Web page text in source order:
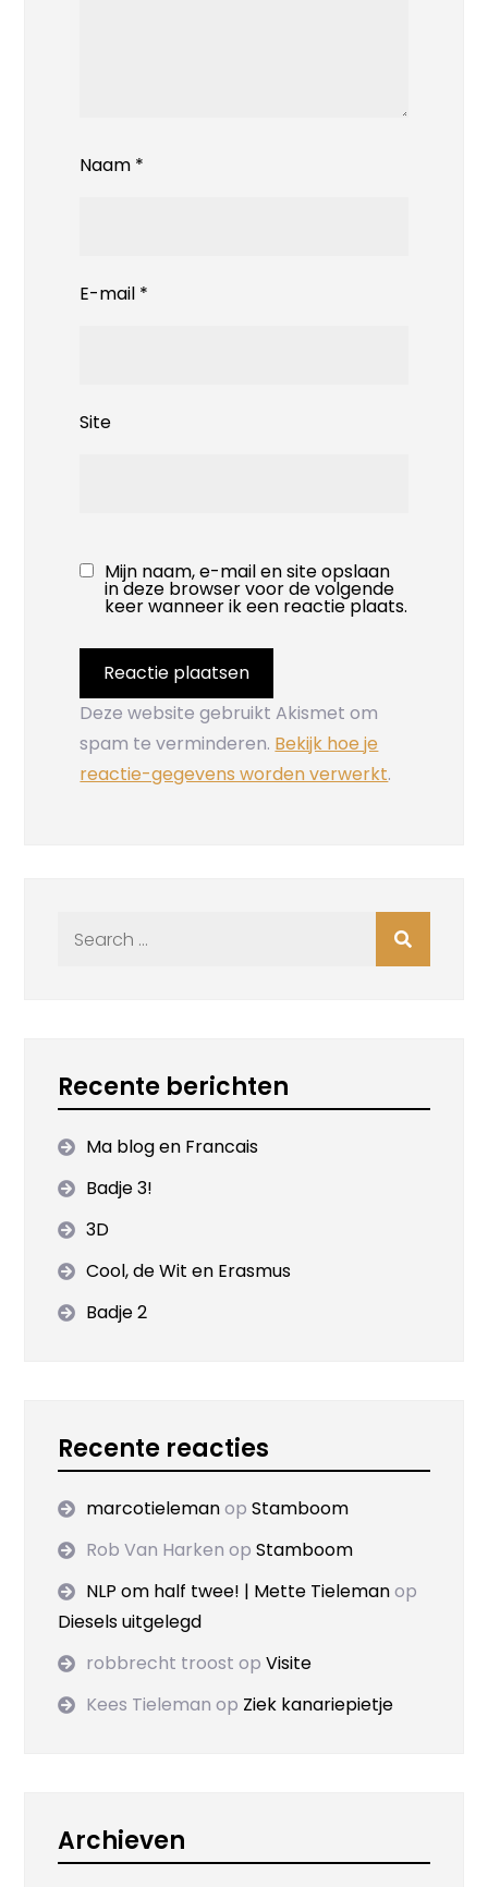
Naam *
E-mail *
Site
Mijn naam, e-mail en site opslaan
in deze browser voor de volgende
keer wanneer ik een reactie plaats.
Deze website gebruikt Akismet om
spam te verminderen. Bekijk hoe je
reactie-gegevens worden verwerkt.
Recente berichten
Ma blog en Francais
Badje 3!
3D
Cool, de Wit en Erasmus
Badje 2
Recente reacties
marcotielemanopStamboom
Rob Van Harken opStamboom
NLP om half twee! | Mette Tielemanop
Diesels uitgelegd
robbrecht troost opVisite
Kees Tieleman op Ziek kanariepietje
Archieven